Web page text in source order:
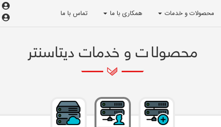
محصولات و خدمات همکاری با ما تماس با ما
محصولات و خدمات دیتاسنتر